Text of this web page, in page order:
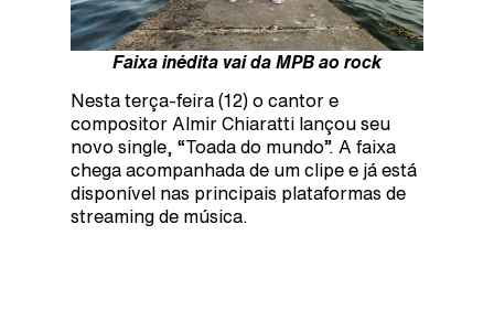
Faixa inédita vai da MPB ao rock
Nesta terça-feira (12) o cantor e
compositor Almir Chiaratti lançou seu
novo single, “Toada do mundo”. A faixa
chega acompanhada de um clipe e já está
disponível nas principais plataformas de
streaming de música.